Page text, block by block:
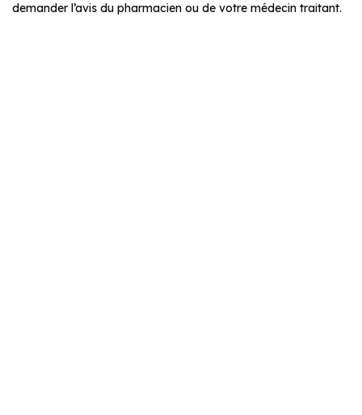
demander l’avis du pharmacien ou de votre médecin traitant.